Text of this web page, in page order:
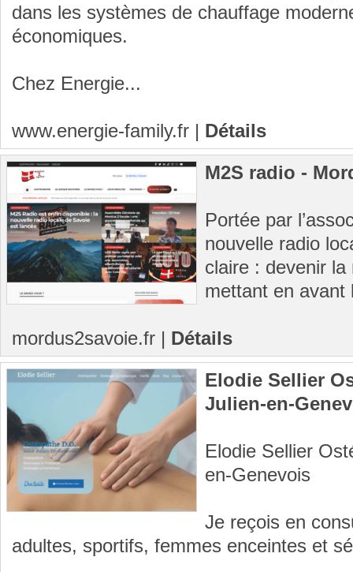
dans les systèmes de chauffage
économiques.
Chez Energie...
www.energie-family.fr | Détails
M2S radio -
Portée par
nouvelle radio
claire : devenir
mettant en avant
mordus2savoie.fr | Détails
Elodie Sellier
Julien-en-
Elodie Sellier
en-Genevois
Je reçois en
adultes, sportifs, femmes enceintes et